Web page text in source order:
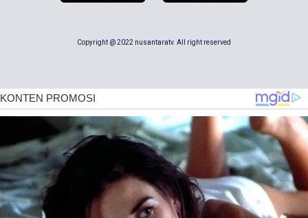
Copyright @ 2022 nusantaratv. All right reserved